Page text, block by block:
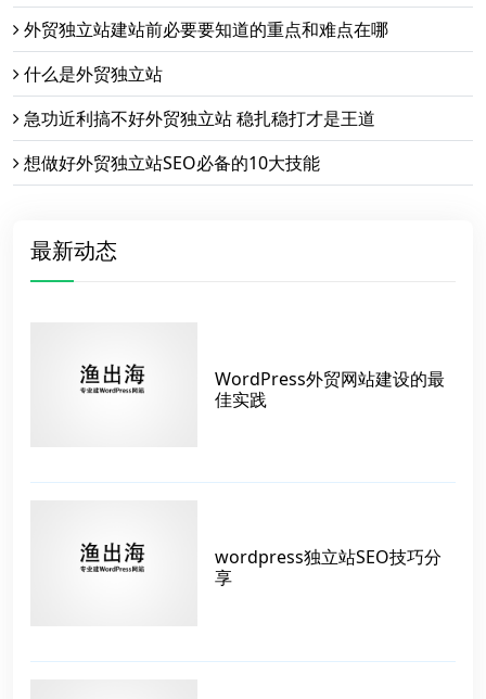
外贸独立站建站前必要要知道的重点和难点在哪
什么是外贸独立站
急功近利搞不好外贸独立站 稳扎稳打才是王道
想做好外贸独立站SEO必备的10大技能
最新动态
WordPress外贸网站建设的最
佳实践
wordpress独立站SEO技巧分
享